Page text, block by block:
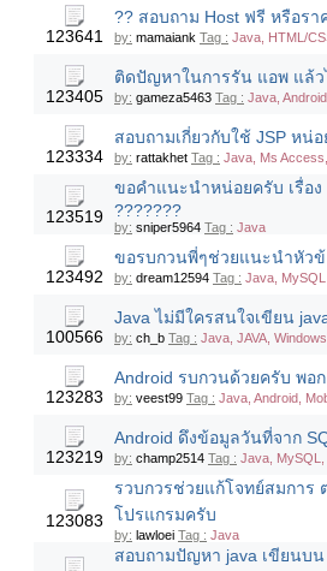
123641
?? สอบถาม Host ฟรี หรือร
by: mamaiank Tag : Java, HTML/
123405
ติดปัญหาในการรัน แอพ แล้ว
by: gameza5463 Tag : Java,
123334
สอบถามเกี่ยวกับใช้ JSP หน่
by: rattakhet Tag : Java, Ms
123519
ขอคำแนะนำหน่อยครับ เรื่อง
???????
by: sniper5964 Tag : Java
123492
ขอรบกวนพี่ๆช่วยแนะนำหัวข้
by: dream12594 Tag : Java,
100566
Java ไม่มีใครสนใจเขียน
by: ch_b Tag : Java, JAVA, Windows
123283
Android รบกวนด้วยครับ พ
by: veest99 Tag : Java, Android,
123219
Android ดึงข้อมูลวันที่จาก
by: champ2514 Tag : Java, MySQL,
123083
รวบกวรช่วยแก้โจทย์สมการ
โปรแกรมครับ
by: lawloei Tag : Java
สอบถามปัญหา java เขียนบน